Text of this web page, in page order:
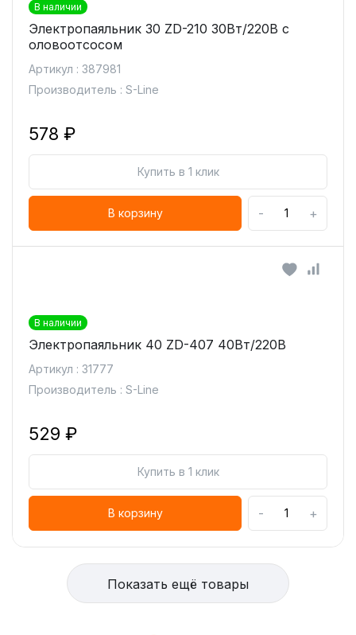
В наличии
Электропаяльник 30 ZD-210 30Вт/220В с
оловоотсосом
Артикул : 387981
Производитель : S-Line
578 ₽
Купить в 1 клик
В корзину - +
В наличии
Электропаяльник 40 ZD-407 40Вт/220В
Артикул : 31777
Производитель : S-Line
529 ₽
Купить в 1 клик
В корзину - +
Показать ещё товары